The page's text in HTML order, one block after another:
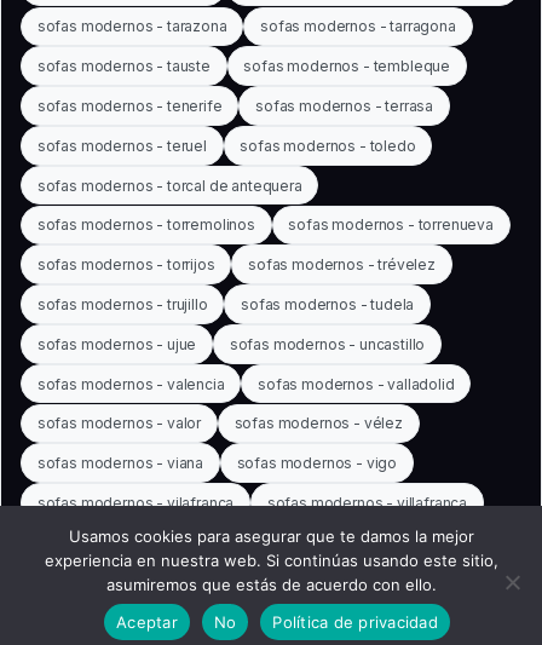
sofas modernos - tarazona sofas modernos - tarragona
sofas modernos - tauste sofas modernos - tembleque
sofas modernos - tenerife sofas modernos - terrasa
sofas modernos - teruel sofas modernos - toledo
sofas modernos - torcal de antequera
sofas modernos - torremolinos sofas modernos - torrenueva
sofas modernos - torrijos sofas modernos - trévelez
sofas modernos - trujillo sofas modernos - tudela
sofas modernos - ujue sofas modernos - uncastillo
sofas modernos - valencia sofas modernos - valladolid
sofas modernos - valor sofas modernos - vélez
sofas modernos - viana sofas modernos - vigo
sofas modernos - vilafranca sofas modernos - villafranca
sofas modernos - vitoria-gasteiz sofas modernos - yesa
sofas modernos - zamora sofas modernos - zaragoza
Usamos cookies para asegurar que te damos la mejor
experiencia en nuestra web. Si continúas usando este sitio,
asumiremos que estás de acuerdo con ello.
Aceptar
No Política de privacidad